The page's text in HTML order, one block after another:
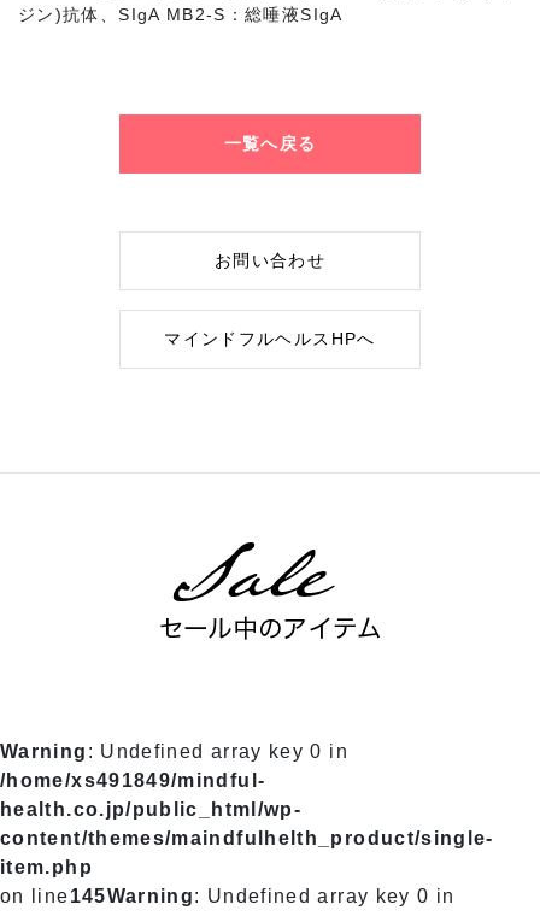
ジン)抗体、SIgA MB2-S：総唾液SIgA
一覧へ戻る
お問い合わせ
マインドフルヘルスHPへ
Warning : Undefined array key 0 in
/home/xs491849/mindful-
health.co.jp/public_html/wp-
content/themes/maindfulhelth_product/single-
item.php
on line145Warning: Undefined array key 0 in